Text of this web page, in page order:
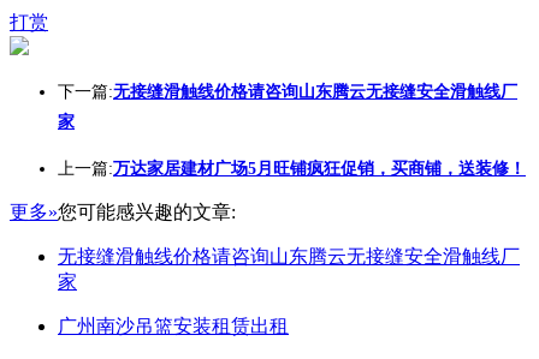
打赏
下一篇:无接缝滑触线价格请咨询山东腾云无接缝安全滑触线厂
家
上一篇:万达家居建材广场5月旺铺疯狂促销，买商铺，送装修！
更多»您可能感兴趣的文章:
无接缝滑触线价格请咨询山东腾云无接缝安全滑触线厂
家
广州南沙吊篮安装租赁出租